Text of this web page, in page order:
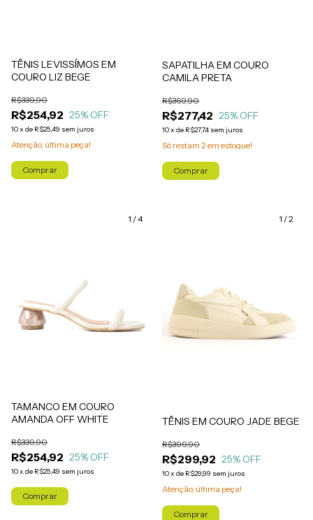
TÊNIS LEVISSÍMOS EM
COURO LIZ BEGE
R$254,92
R$339,90
25% OFF
10x de R$25,49 sem juros
Atenção, última peça!
Comprar
SAPATILHA EM COURO
CAMILA PRETA
R$277,42
R$369,90
25% OFF
10x de R$27,74 sem juros
Só restam 2 em estoque!
Comprar
1 /4
TAMANCO EM COURO
AMANDA OFF WHITE
R$254,92
R$339,90
25% OFF
10x de R$25,49 sem juros
Comprar
1 /2
TÊNIS EM COURO JADE BEGE
R$299,92
R$399,90
25% OFF
10x de R$29,99 sem juros
Atenção, última peça!
Comprar